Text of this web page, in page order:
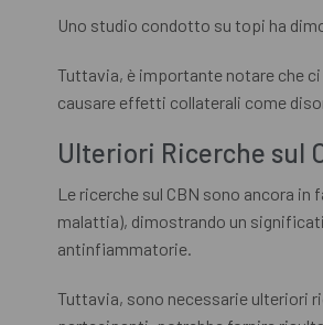
Uno studio condotto su topi ha
Tuttavia, è importante notare che ci
causare effetti collaterali come
Ulteriori Ricerche sul
Le ricerche sul CBN sono ancora
malattia), dimostrando un
antinfiammatorie.
Tuttavia, sono necessarie ulteriori